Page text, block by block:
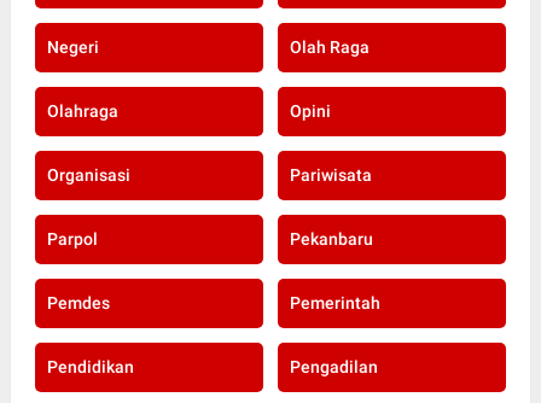
Negeri Olah Raga
Olahraga Opini
Organisasi Pariwisata
Parpol Pekanbaru
Pemdes Pemerintah
Pendidikan Pengadilan